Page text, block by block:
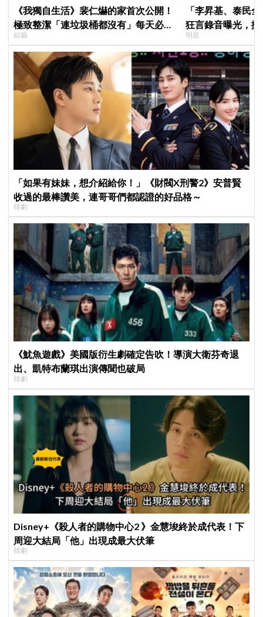
《我獨自生活》裴仁爀的家首次公開！
極致整潔「連垃圾桶都沒有」每天必做
一件事
綜藝
「李昇基、泰民
狂言錄音曝光，
證金、糾紛再升級
明星
「如果有妹妹，想介紹給你！」《財閥X刑警2》安普賢
收過的最棒讚美，連哥哥們都認證的好品格～
韓劇
《魷魚遊戲》美國版衍生劇確定告吹！導演大衛芬奇退
出、凱特布蘭琪出演傳聞也破局
韓劇
Disney+《殺人者的購物中心2 》金慧埈終於成代表！下
周迎大結局「他」出現成最大伏筆
韓劇